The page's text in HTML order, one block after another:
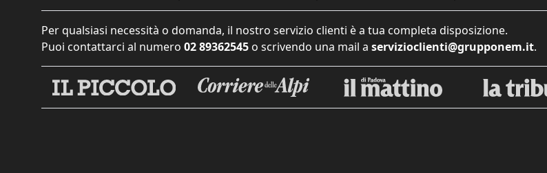
Per qualsiasi necessità o domanda, il nostro servizio clienti è a tua completa disposizione.
Puoi contattarci al numero 02 89362545 o scrivendo una mail a servizioclienti@grupponem.it.